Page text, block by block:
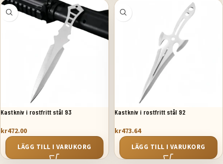
Kastkniv i rostfritt stål 93
kr472.00
LÄGG TILL I VARUKORG
Kastkniv i rostfritt stål 92
kr473.64
LÄGG TILL I VARUKORG